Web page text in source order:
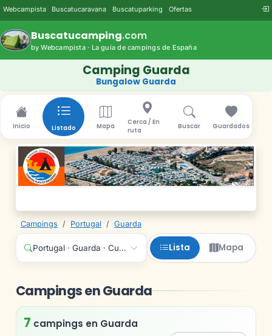
Webcampista Buscatucaravana Buscatuparking Ofertas
Buscatucamping.com
by Webcampista · La guía de campings de España
Camping Guarda
Bungalow Guarda
Inicio Listado Mapa
Cerca / En
ruta
Buscar Guardados
Campings / Portugal / Guarda
Portugal · Guarda · Cualquier servicioLista Mapa
Campings en Guarda
7 campings en Guarda